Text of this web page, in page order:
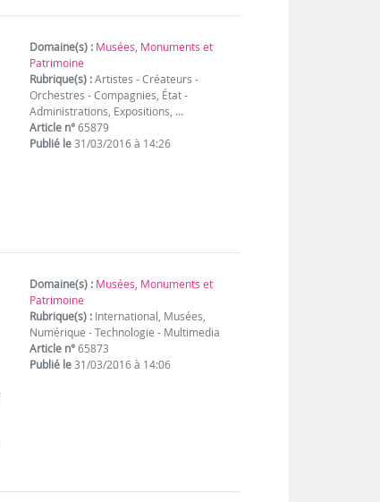
Domaine(s) : Musées, Monuments et
Patrimoine
Rubrique(s) :Artistes - Créateurs -
Orchestres - Compagnies, État -
Administrations, Expositions, …
Article n°65879
Publié le31/03/2016 à 14:26
Domaine(s) : Musées, Monuments et
Patrimoine
Rubrique(s) : International, Musées,
Numérique - Technologie - Multimedia
Article n°65873
Publié le31/03/2016 à 14:06